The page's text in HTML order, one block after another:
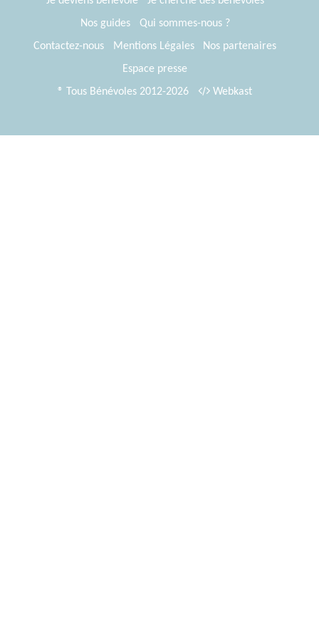
Nos guides
Qui sommes-nous ?
Contactez-nous
Mentions Légales
Nos partenaires
Espace presse
® Tous Bénévoles 2012-2026
Webkast